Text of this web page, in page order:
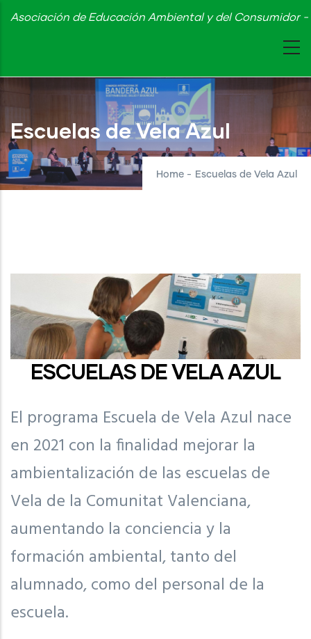
Skip
content
Asociación de Educación Ambiental y del Consumidor
Escuelas de Vela Azul
Home - Escuelas de Vela Azul
ESCUELAS DE VELA AZUL
El programa Escuela de Vela Azul nace
en 2021 con la finalidad mejorar la
ambientalización de las escuelas de
Vela de la Comunitat Valenciana,
aumentando la conciencia y la
formación ambiental, tanto del
alumnado, como del personal de la
escuela.